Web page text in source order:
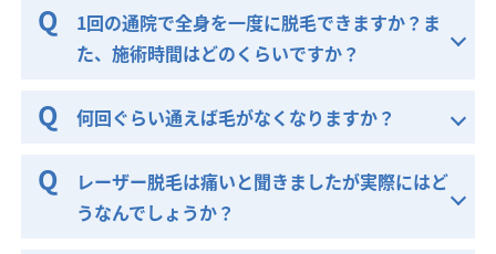
1回の通院で全身を一度に脱毛できますか？ま
た、施術時間はどのくらいですか？
何回ぐらい通えば毛がなくなりますか？
レーザー脱毛は痛いと聞きましたが実際にはど
うなんでしょうか？